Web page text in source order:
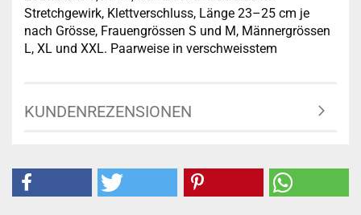
Stretchgewirk, Klettverschluss, Länge 23–25 cm je
nach Grösse, Frauengrössen S und M, Männergrössen
L, XL und XXL. Paarweise in verschweisstem
KUNDENREZENSIONEN